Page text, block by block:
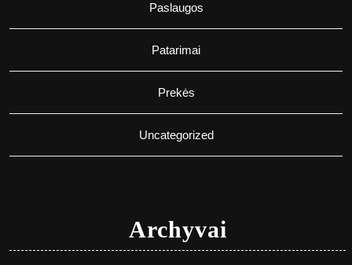
Paslaugos
Patarimai
Prekės
Uncategorized
Archyvai